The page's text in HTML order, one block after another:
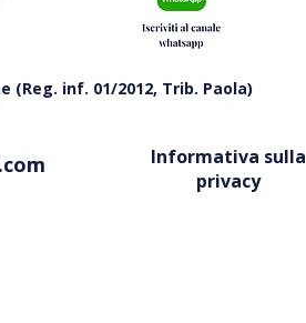
inf. 01/2012, Trib. Paola)
Informativa sulla
privacy